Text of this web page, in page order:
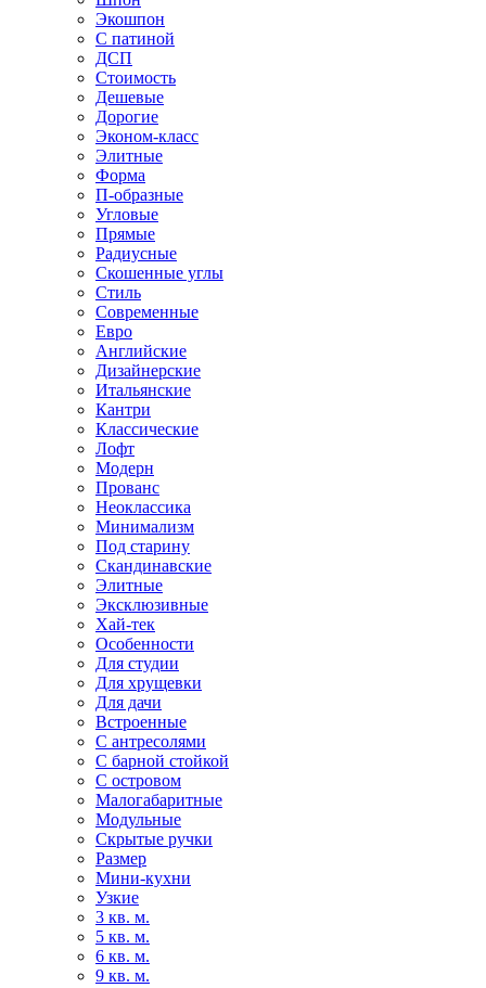
Экошпон
С патиной
ДСП
Стоимость
Дешевые
Дорогие
Эконом-класс
Элитные
Форма
П-образные
Угловые
Прямые
Радиусные
Скошенные углы
Стиль
Современные
Евро
Английские
Дизайнерские
Итальянские
Кантри
Классические
Лофт
Модерн
Прованс
Неоклассика
Минимализм
Под старину
Скандинавские
Элитные
Эксклюзивные
Хай-тек
Особенности
Для студии
Для хрущевки
Для дачи
Встроенные
С антресолями
С барной стойкой
С островом
Малогабаритные
Модульные
Скрытые ручки
Размер
Мини-кухни
Узкие
3 кв. м.
5 кв. м.
6 кв. м.
9 кв. м.